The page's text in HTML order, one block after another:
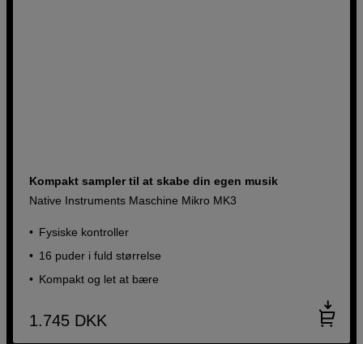
Kompakt sampler til at skabe din egen musik
Native Instruments Maschine Mikro MK3
Fysiske kontroller
16 puder i fuld størrelse
Kompakt og let at bære
1.745 DKK